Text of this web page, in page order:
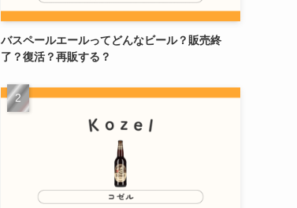
バスペールエールってどんなビール？販売終
了？復活？再販する？